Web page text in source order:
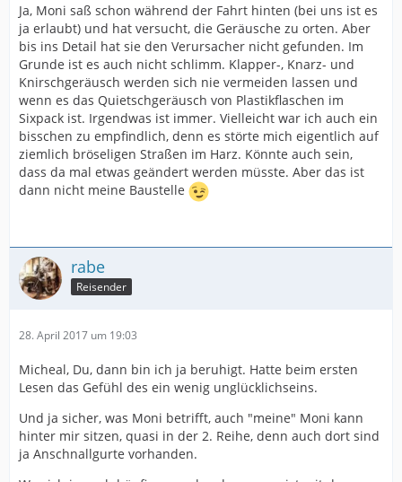
Ja, Moni saß schon während der Fahrt hinten (bei uns ist es
ja erlaubt) und hat versucht, die Geräusche zu orten. Aber
bis ins Detail hat sie den Verursacher nicht gefunden. Im
Grunde ist es auch nicht schlimm. Klapper-, Knarz- und
Knirschgeräusch werden sich nie vermeiden lassen und
wenn es das Quietschgeräusch von Plastikflaschen im
Sixpack ist. Irgendwas ist immer. Vielleicht war ich auch ein
bisschen zu empfindlich, denn es störte mich eigentlich auf
ziemlich bröseligen Straßen im Harz. Könnte auch sein,
dass da mal etwas geändert werden müsste. Aber das ist
dann nicht meine Baustelle
rabe
Reisender
28. April 2017 um 19:03
Micheal, Du, dann bin ich ja beruhigt. Hatte beim ersten
Lesen das Gefühl des ein wenig unglücklichseins.
Und ja sicher, was Moni betrifft, auch "meine" Moni kann
hinter mir sitzen, quasi in der 2. Reihe, denn auch dort sind
ja Anschnallgurte vorhanden.